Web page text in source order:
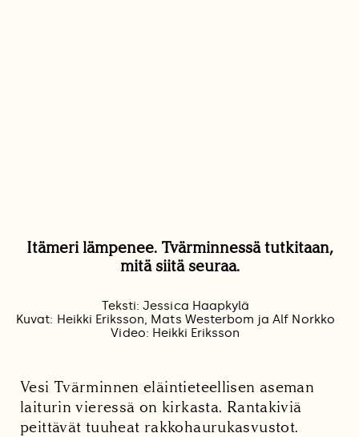
Itämeri lämpenee. Tvärminnessä tutkitaan,
mitä siitä seuraa.
Teksti: Jessica Haapkylä
Kuvat: Heikki Eriksson, Mats Westerbom ja Alf Norkko
Video: Heikki Eriksson
Vesi Tvärminnen eläintieteellisen aseman
laiturin vieressä on kirkasta. Rantakiviä
peittävät tuuheat rakkohaurukasvustot.